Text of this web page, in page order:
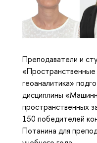
Преподаватели и
«Пространственные
геоаналитика»
дисциплины
пространственных
150 победителей
Потанина для